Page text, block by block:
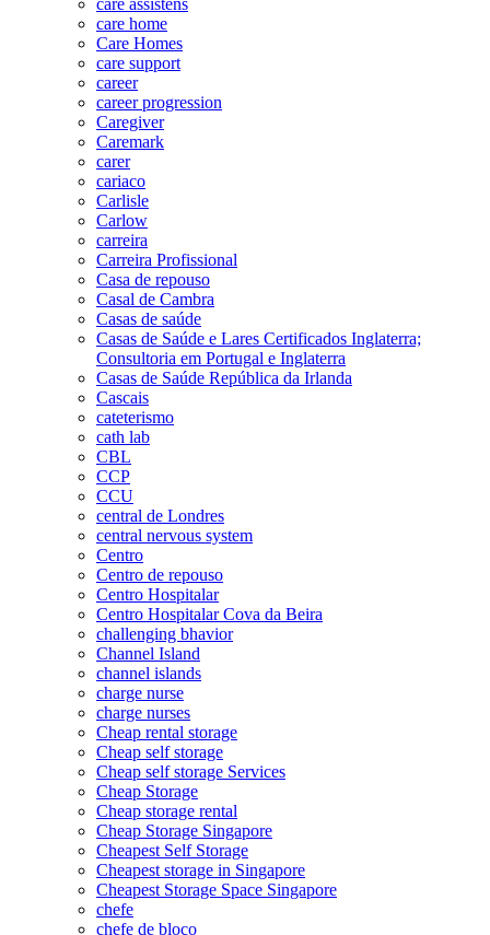
care home
Care Homes
care support
career
career progression
Caregiver
Caremark
carer
cariaco
Carlisle
Carlow
carreira
Carreira Profissional
Casa de repouso
Casal de Cambra
Casas de saúde
Casas de Saúde e Lares Certificados Inglaterra;
Consultoria em Portugal e Inglaterra
Casas de Saúde República da Irlanda
Cascais
cateterismo
cath lab
CBL
CCP
CCU
central de Londres
central nervous system
Centro
Centro de repouso
Centro Hospitalar
Centro Hospitalar Cova da Beira
challenging bhavior
Channel Island
channel islands
charge nurse
charge nurses
Cheap rental storage
Cheap self storage
Cheap self storage Services
Cheap Storage
Cheap storage rental
Cheap Storage Singapore
Cheapest Self Storage
Cheapest storage in Singapore
Cheapest Storage Space Singapore
chefe
chefe de bloco